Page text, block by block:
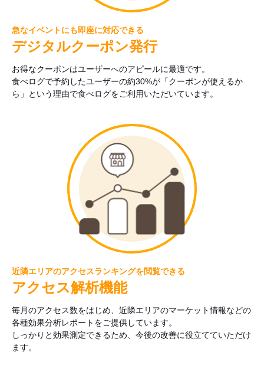
急なイベントにも即座に対応できる
デジタルクーポン発行
お得なクーポンはユーザーへのアピールに最適です。
食べログで予約したユーザーの約30%が「クーポンが使えるか
ら」という理由で食べログをご利用いただいています。
近隣エリアのアクセスランキングを閲覧できる
アクセス解析機能
毎月のアクセス数をはじめ、近隣エリアのマーケット情報などの
各種効果分析レポートをご提供しています。
しっかりと効果測定できるため、今後の改善に役立てていただけ
ます。